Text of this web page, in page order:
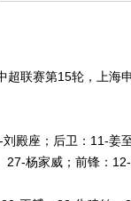
联赛第15轮，上海
座；后卫：11-姜
杨家威；前锋：